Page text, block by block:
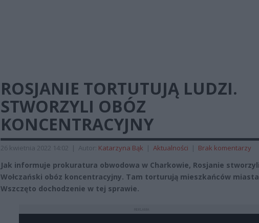
ROSJANIE TORTUTUJĄ LUDZI.
STWORZYLI OBÓZ
KONCENTRACYJNY
26 kwietnia 2022 14:02 | Autor: Katarzyna Bąk | Aktualności | Brak komentarzy
Jak informuje prokuratura obwodowa w Charkowie, Rosjanie
Wołczański obóz koncentracyjny. Tam torturują mieszkańców
Wszczęto dochodzenie w tej sprawie.